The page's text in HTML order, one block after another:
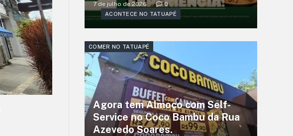
7 de julho de 2026 0
ACONTECE NO TATUAPÉ
COMER NO TATUAPÉ
Agora tem Almoço com Self-
Service no Coco Bambu da Rua
Azevedo Soares.